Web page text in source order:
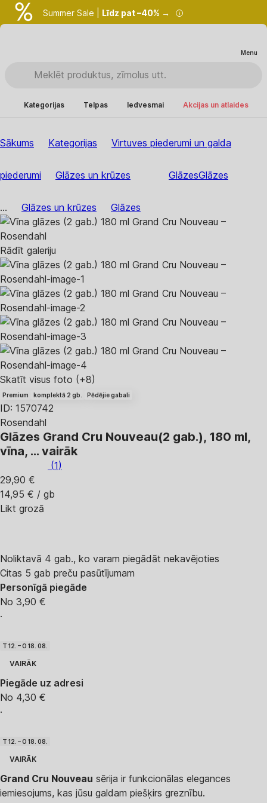
Summer Sale | Līdz pat –40% →
Menu
Kategorijas Telpas Iedvesmai Akcijas un atlaides
Sākums Kategorijas Virtuves piederumi un galda
piederumi Glāzes un krūzes GlāzesGlāzes
... Glāzes un krūzes Glāzes
Rādīt galeriju
Skatīt visus foto (+8)
Premium komplektā 2 gb. Pēdējie gabali
ID: 1570742
Rosendahl
Glāzes Grand Cru Nouveau(2 gab.), 180 ml,
vīna, … vairāk
(1)
29,90 €
14,95 € / gb
Likt grozā
Noliktavā 4 gab., ko varam piegādāt nekavējoties
Citas 5 gab preču pasūtījumam
Personīgā piegāde
No 3,90 €
·
T 12. – O 18. 08.
VAIRĀK
Piegāde uz adresi
No 4,30 €
·
T 12. – O 18. 08.
VAIRĀK
Grand Cru Nouveau sērija ir funkcionālas elegances
iemiesojums, kas jūsu galdam piešķirs greznību.